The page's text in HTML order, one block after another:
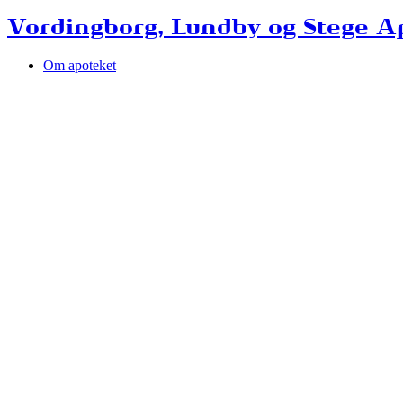
Vordingborg, Lundby og Stege
Om apoteket